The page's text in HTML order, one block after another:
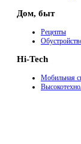
Дом, быт
Рецепты
Hi-Tech
Мобильная